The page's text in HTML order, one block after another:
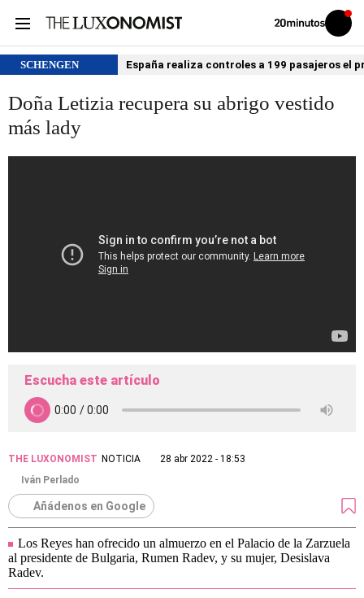
Volver
Iniciar
sesión
SCHENGEN España realiza controles a 199 pasajeros el
Doña Letizia recupera su abrigo vestido
más lady
Escucha este artículo
THE LUXONOMIST NOTICIA
28 abr 2022 - 18:53
Iván Perlado
Añádenos en Google
Los Reyes han ofrecido un almuerzo en el Palacio de la Zarzuela
al presidente de Bulgaria, Rumen Radev, y su mujer, Desislava
Radev.